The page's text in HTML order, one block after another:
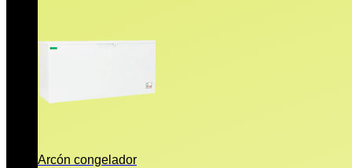
Arcón congelador